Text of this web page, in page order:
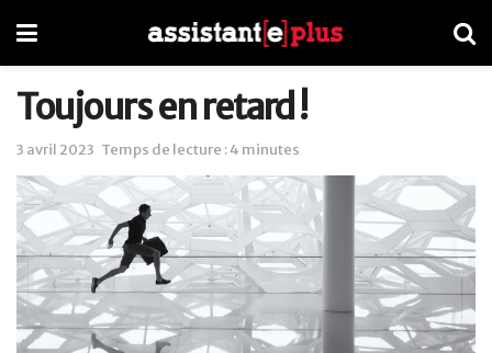
Toujours en retard !
3 avril 2023 Temps de lecture : 4 minutes